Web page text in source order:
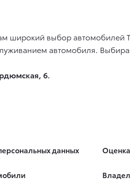
широкий выбор автомобилей
автомобиля.
6.
данных